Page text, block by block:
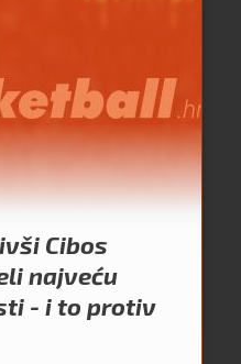
Cibos
najveću
- i to protiv